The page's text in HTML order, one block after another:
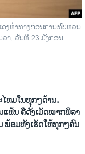
ງທ່າທາງກ່ອນການທົບທວນ
າ, ວັນທີ 23 ມັງກອນ
ຫມ​ໃນ​ທຸກໆ​ດ້ານ.
ຟ້ນ ຄື​ດັ່ງເມັດໝາກພິລາ
ພ້ອມທັງເຮັດໃຫ້ທຸກໆຄົນ